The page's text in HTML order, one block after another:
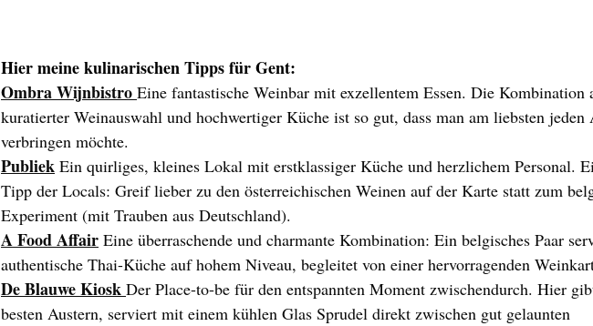
Hier meine kulinarischen Tipps für Gent:
Ombra Wijnbistro Eine fantastische Weinbar mit exzellentem Essen. Die Kombination
kuratierter Weinauswahl und hochwertiger Küche ist so gut, dass man am liebsten jeden
verbringen möchte.
Publiek Ein quirliges, kleines Lokal mit erstklassiger Küche und herzlichem Personal.
Tipp der Locals: Greif lieber zu den österreichischen Weinen auf der Karte statt zum
Experiment (mit Trauben aus Deutschland).
A Food Affair Eine überraschende und charmante Kombination: Ein belgisches Paar
authentische Thai-Küche auf hohem Niveau, begleitet von einer hervorragenden
De Blauwe Kiosk Der Place-to-be für den entspannten Moment zwischendurch. Hier
besten Austern, serviert mit einem kühlen Glas Sprudel direkt zwischen gut gelaunten